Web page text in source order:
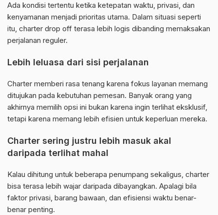
Ada kondisi tertentu ketika ketepatan waktu, privasi, dan
kenyamanan menjadi prioritas utama. Dalam situasi seperti
itu, charter drop off terasa lebih logis dibanding memaksakan
perjalanan reguler.
Lebih leluasa dari sisi perjalanan
Charter memberi rasa tenang karena fokus layanan memang
ditujukan pada kebutuhan pemesan. Banyak orang yang
akhirnya memilih opsi ini bukan karena ingin terlihat eksklusif,
tetapi karena memang lebih efisien untuk keperluan mereka.
Charter sering justru lebih masuk akal
daripada terlihat mahal
Kalau dihitung untuk beberapa penumpang sekaligus, charter
bisa terasa lebih wajar daripada dibayangkan. Apalagi bila
faktor privasi, barang bawaan, dan efisiensi waktu benar-
benar penting.